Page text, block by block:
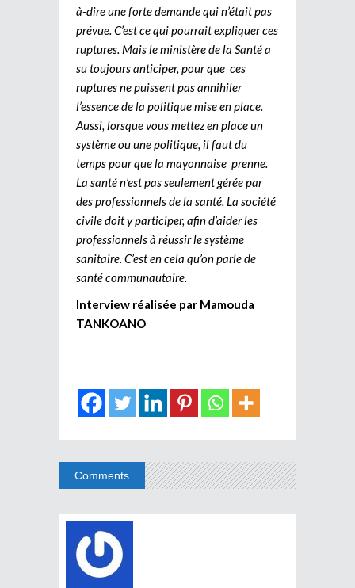
à-dire une forte demande qui n’était pas
prévue. C’est ce qui pourrait expliquer ces
ruptures. Mais le ministère de la Santé a
su toujours anticiper, pour que ces
ruptures ne puissent pas annihiler
l’essence de la politique mise en place.
Aussi, lorsque vous mettez en place un
système ou une politique, il faut du
temps pour que la mayonnaise prenne.
La santé n’est pas seulement gérée par
des professionnels de la santé. La société
civile doit y participer, afin d’aider les
professionnels à réussir le système
sanitaire. C’est en cela qu’on parle de
santé communautaire.
Interview réalisée par Mamouda
TANKOANO
Comments